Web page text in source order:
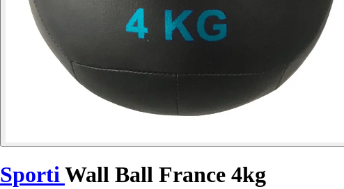
Sporti Wall Ball France 4kg